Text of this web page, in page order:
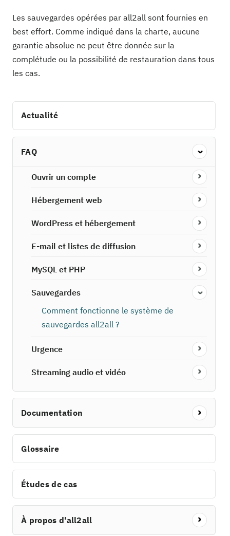
Les sauvegardes opérées par all2all sont fournies en
best effort. Comme indiqué dans la charte, aucune
garantie absolue ne peut être donnée sur la
complétude ou la possibilité de restauration dans tous
les cas.
Actualité
FAQ
Ouvrir un compte
Hébergement web
WordPress et hébergement
E-mail et listes de diffusion
MySQL et PHP
Sauvegardes
Comment fonctionne le système de
sauvegardes all2all ?
Urgence
Streaming audio et vidéo
Documentation
Glossaire
Études de cas
À propos d'all2all